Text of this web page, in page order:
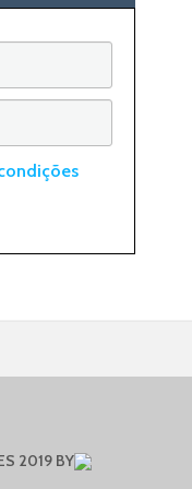
2019 BY